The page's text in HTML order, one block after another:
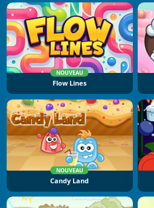
NOUVEAU
Flow Lines
NOUVEAU
Candy Land